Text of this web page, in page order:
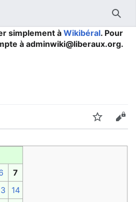
simplement à Wikibéral. Pour
à adminwiki@liberaux.org.
Suivre
7
14